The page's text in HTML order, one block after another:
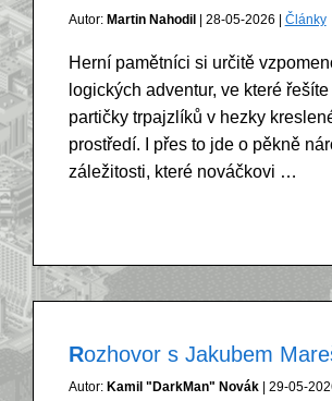
Autor: Martin Nahodil | 28-05-2026 | Články
Herní pamětníci si určitě
logických adventur, ve které
partičky trpajzlíků v hezky
prostředí. I přes to jde o pěkně
záležitosti, které nováčkovi …
Rozhovor s Jakubem
Autor: Kamil "DarkMan" Novák| 29-05-